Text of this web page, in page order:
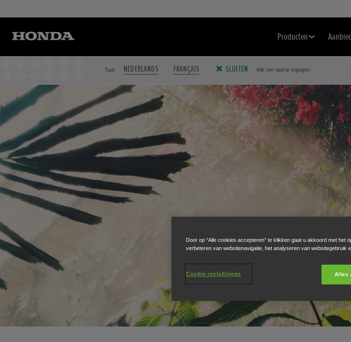
Producten
Taal NEDERLANDS FRANÇAIS SLUITEN Klik om taal te wijzigen
Door op “Alle cookies accepteren” te klikken gaat u akkoord met het
verbeteren van websitenavigatie, het analyseren van websitegebruik
Alles
Cookie-instellingen